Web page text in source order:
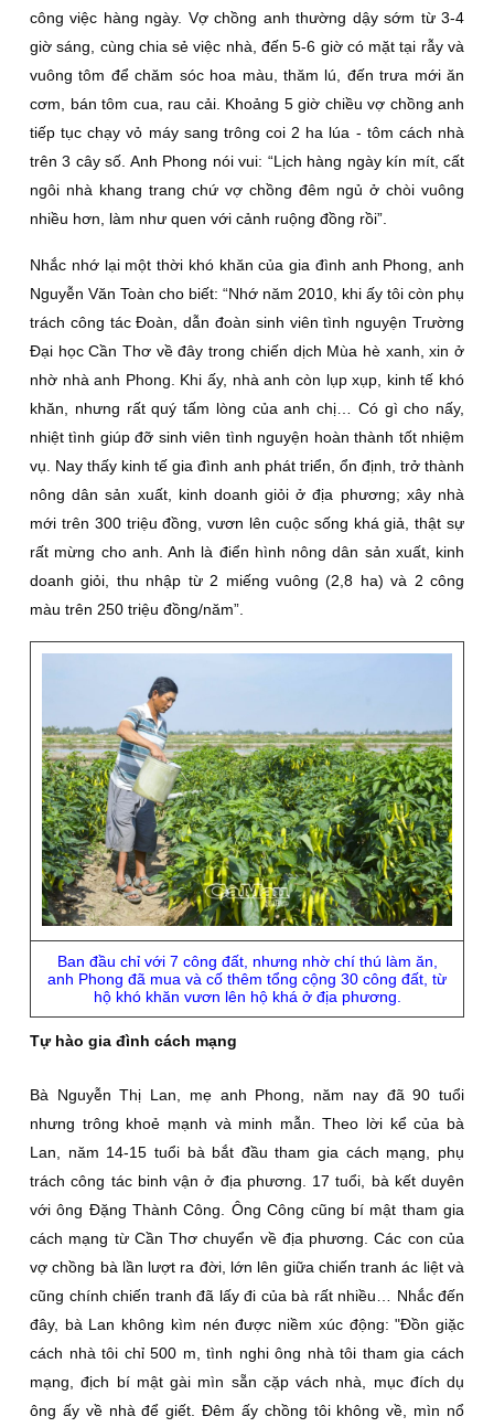
công việc hàng ngày. Vợ chồng anh thường dậy sớm từ 3-4
giờ sáng, cùng chia sẻ việc nhà, đến 5-6 giờ có mặt tại rẫy và
vuông tôm để chăm sóc hoa màu, thăm lú, đến trưa mới ăn
cơm, bán tôm cua, rau cải. Khoảng 5 giờ chiều vợ chồng anh
tiếp tục chạy vỏ máy sang trông coi 2 ha lúa - tôm cách nhà
trên 3 cây số. Anh Phong nói vui: “Lịch hàng ngày kín mít, cất
ngôi nhà khang trang chứ vợ chồng đêm ngủ ở chòi vuông
nhiều hơn, làm như quen với cảnh ruộng đồng rồi”.
Nhắc nhớ lại một thời khó khăn của gia đình anh Phong, anh
Nguyễn Văn Toàn cho biết: “Nhớ năm 2010, khi ấy tôi còn phụ
trách công tác Ðoàn, dẫn đoàn sinh viên tình nguyện Trường
Ðại học Cần Thơ về đây trong chiến dịch Mùa hè xanh, xin ở
nhờ nhà anh Phong. Khi ấy, nhà anh còn lụp xụp, kinh tế khó
khăn, nhưng rất quý tấm lòng của anh chị… Có gì cho nấy,
nhiệt tình giúp đỡ sinh viên tình nguyện hoàn thành tốt nhiệm
vụ. Nay thấy kinh tế gia đình anh phát triển, ổn định, trở thành
nông dân sản xuất, kinh doanh giỏi ở địa phương; xây nhà
mới trên 300 triệu đồng, vươn lên cuộc sống khá giả, thật sự
rất mừng cho anh. Anh là điển hình nông dân sản xuất, kinh
doanh giỏi, thu nhập từ 2 miếng vuông (2,8 ha) và 2 công
màu trên 250 triệu đồng/năm”.
Ban đầu chỉ với 7 công đất, nhưng nhờ chí thú làm ăn,
anh Phong đã mua và cố thêm tổng cộng 30 công đất, từ
hộ khó khăn vươn lên hộ khá ở địa phương.
Tự hào gia đình cách mạng
Bà Nguyễn Thị Lan, mẹ anh Phong, năm nay đã 90 tuổi
nhưng trông khoẻ mạnh và minh mẫn. Theo lời kể của bà
Lan, năm 14-15 tuổi bà bắt đầu tham gia cách mạng, phụ
trách công tác binh vận ở địa phương. 17 tuổi, bà kết duyên
với ông Ðặng Thành Công. Ông Công cũng bí mật tham gia
cách mạng từ Cần Thơ chuyển về địa phương. Các con của
vợ chồng bà lần lượt ra đời, lớn lên giữa chiến tranh ác liệt và
cũng chính chiến tranh đã lấy đi của bà rất nhiều… Nhắc đến
đây, bà Lan không kìm nén được niềm xúc động: "Ðồn giặc
cách nhà tôi chỉ 500 m, tình nghi ông nhà tôi tham gia cách
mạng, địch bí mật gài mìn sẵn cặp vách nhà, mục đích dụ
ông ấy về nhà để giết. Ðêm ấy chồng tôi không về, mìn nổ